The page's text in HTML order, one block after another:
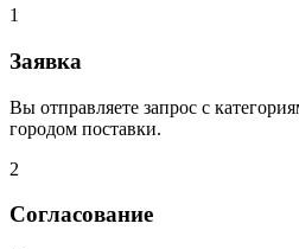
1
Заявка
Вы отправляете запрос с
городом поставки.
2
Согласование